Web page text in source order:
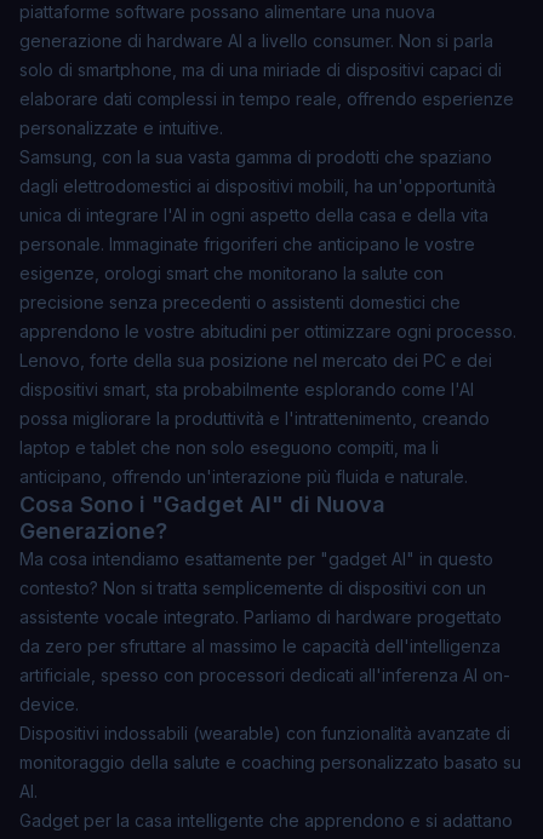
piattaforme software possano alimentare una nuova
generazione di hardware AI a livello consumer. Non si parla
solo di smartphone, ma di una miriade di dispositivi capaci di
elaborare dati complessi in tempo reale, offrendo esperienze
personalizzate e intuitive.
Samsung, con la sua vasta gamma di prodotti che spaziano
dagli elettrodomestici ai dispositivi mobili, ha un'opportunità
unica di integrare l'AI in ogni aspetto della casa e della vita
personale. Immaginate frigoriferi che anticipano le vostre
esigenze, orologi smart che monitorano la salute con
precisione senza precedenti o assistenti domestici che
apprendono le vostre abitudini per ottimizzare ogni processo.
Lenovo, forte della sua posizione nel mercato dei PC e dei
dispositivi smart, sta probabilmente esplorando come l'AI
possa migliorare la produttività e l'intrattenimento, creando
laptop e tablet che non solo eseguono compiti, ma li
anticipano, offrendo un'interazione più fluida e naturale.
Cosa Sono i "Gadget AI" di Nuova
Generazione?
Ma cosa intendiamo esattamente per "gadget AI" in questo
contesto? Non si tratta semplicemente di dispositivi con un
assistente vocale integrato. Parliamo di hardware progettato
da zero per sfruttare al massimo le capacità dell'intelligenza
artificiale, spesso con processori dedicati all'inferenza AI on-
device.
Dispositivi indossabili (wearable) con funzionalità avanzate di
monitoraggio della salute e coaching personalizzato basato su
AI.
Gadget per la casa intelligente che apprendono e si adattano